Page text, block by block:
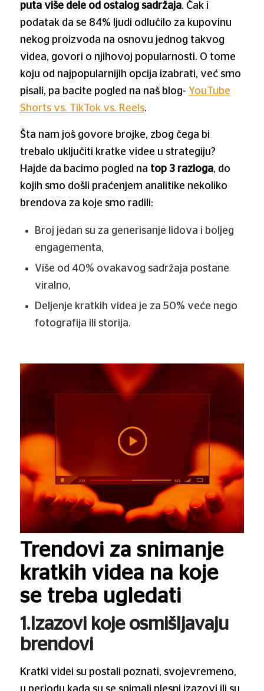
puta više dele od ostalog sadržaja. Čak i
podatak da se 84% ljudi odlučilo za kupovinu
nekog proizvoda na osnovu jednog takvog
videa, govori o njihovoj popularnosti. O tome
koju od najpopularnijih opcija izabrati, već smo
pisali, pa bacite pogled na naš blog- YouTube
Shorts vs. TikTok vs. Reels.
Šta nam još govore brojke, zbog čega bi
trebalo uključiti kratke videe u strategiju?
Hajde da bacimo pogled na top 3 razloga, do
kojih smo došli praćenjem analitike nekoliko
brendova za koje smo radili:
Broj jedan su za generisanje lidova i boljeg
engagementa,
Više od 40% ovakavog sadržaja postane
viralno,
Deljenje kratkih videa je za 50% veće nego
fotografija ili storija.
Trendovi za snimanje
kratkih videa na koje
se treba ugledati
1.Izazovi koje osmišljavaju
brendovi
Kratki videi su postali poznati, svojevremeno,